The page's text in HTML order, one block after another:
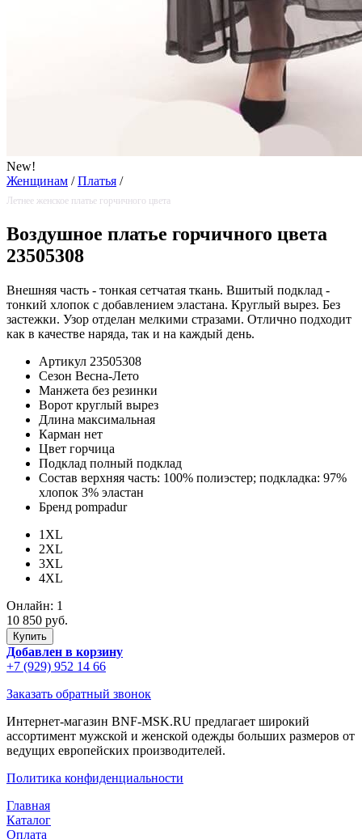
New!
Женщинам / Платья /
Летнее женское платье горчичного цвета
Воздушное платье горчичного цвета
23505308
Внешняя часть - тонкая сетчатая ткань. Вшитый подклад -
тонкий хлопок с добавлением эластана. Круглый вырез. Без
застежки. Узор отделан мелкими стразами. Отлично подходит
как в качестве наряда, так и на каждый день.
Артикул 23505308
Сезон Весна-Лето
Манжета без резинки
Ворот круглый вырез
Длина максимальная
Карман нет
Цвет горчица
Подклад полный подклад
Состав верхняя часть: 100% полиэстер; подкладка: 97%
хлопок 3% эластан
Бренд pompadur
1XL
2XL
3XL
4XL
Онлайн: 1
10 850 руб.
Добавлен в корзину
+7 (929) 952 14 66
Заказать обратный звонок
Интернет-магазин BNF-MSK.RU предлагает широкий
ассортимент мужской и женской одежды больших размеров от
ведущих европейских производителей.
Политика конфиденциальности
Главная
Каталог
Оплата